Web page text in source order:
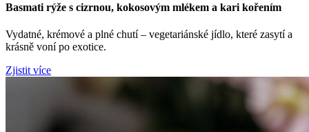
Basmati rýže s cizrnou, kokosovým mlékem a kari kořením
Vydatné, krémové a plné chutí – vegetariánské jídlo, které zasytí a
krásně voní po exotice.
Zjistit více